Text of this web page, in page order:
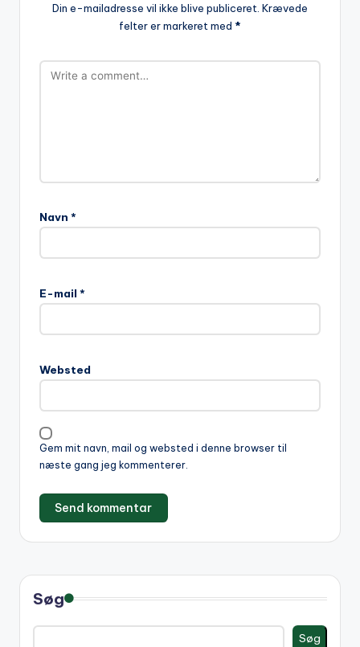
Din e-mailadresse vil ikke blive publiceret. Krævede
felter er markeret med *
Navn *
E-mail *
Websted
Gem mit navn, mail og websted i denne browser til
næste gang jeg kommenterer.
t
a
i
v
e
:
Søg
Søg